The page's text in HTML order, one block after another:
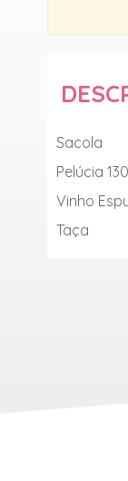
Sacola
Pelúcia
Vinho
Taça